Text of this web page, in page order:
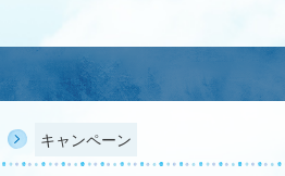
キャンペーン